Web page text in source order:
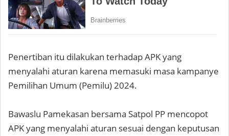
Penertiban itu dilakukan terhadap APK yang
menyalahi aturan karena memasuki masa kampanye
Pemilihan Umum (Pemilu) 2024.
Bawaslu Pamekasan bersama Satpol PP mencopot
APK yang menyalahi aturan sesuai dengan keputusan